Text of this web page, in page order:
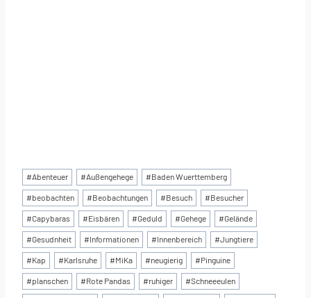
Schlagworte:
#Abenteuer #Außengehege #Baden Wuerttemberg
#beobachten #Beobachtungen #Besuch #Besucher
#Capybaras #Eisbären #Geduld #Gehege #Gelände
#Gesudnheit #Informationen #Innenbereich #Jungtiere
#Kap #Karlsruhe #MiKa #neugierig #Pinguine
#planschen #Rote Pandas #ruhiger #Schneeeulen